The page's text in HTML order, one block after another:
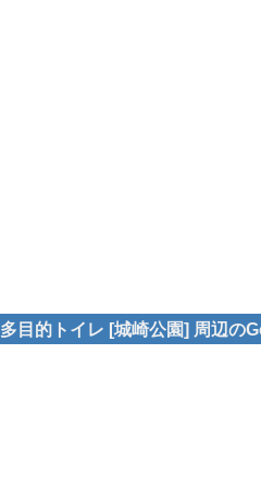
多目的トイレ [城崎公園] 周辺の